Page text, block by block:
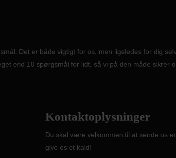
Det er både vigtigt for os, men ligeledes for dig
end 10 spørgsmål for lidt, så vi på den måde sikrer
Kontaktoplysninger
Du skal være velkommen til at sende os
give os et kald!